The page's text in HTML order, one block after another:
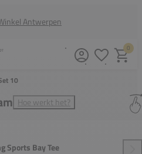
Antwerpen
0
10
Hoe werkt het?
Sports Bay Tee